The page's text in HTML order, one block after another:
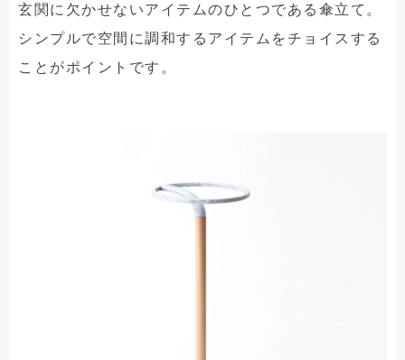
玄関に欠かせないアイテムのひとつである傘立て。
シンプルで空間に調和するアイテムをチョイスする
ことがポイントです。